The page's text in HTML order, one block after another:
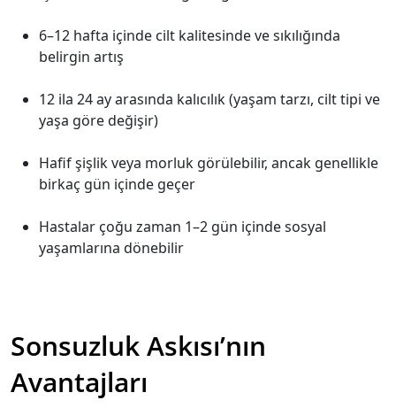
6–12 hafta içinde cilt kalitesinde ve sıkılığında
belirgin artış
12 ila 24 ay arasında kalıcılık (yaşam tarzı, cilt tipi ve
yaşa göre değişir)
Hafif şişlik veya morluk görülebilir, ancak genellikle
birkaç gün içinde geçer
Hastalar çoğu zaman 1–2 gün içinde sosyal
yaşamlarına dönebilir
Sonsuzluk Askısı’nın
Avantajları